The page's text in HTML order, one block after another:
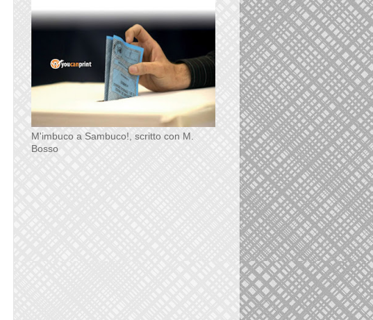
M'imbuco a Sambuco!, scritto con M.
Bosso